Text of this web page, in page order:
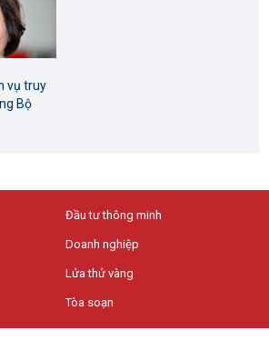
vụ truy
Bộ
Đầu tư thông minh
Doanh nghiệp
Lửa thử vàng
Tòa soạn